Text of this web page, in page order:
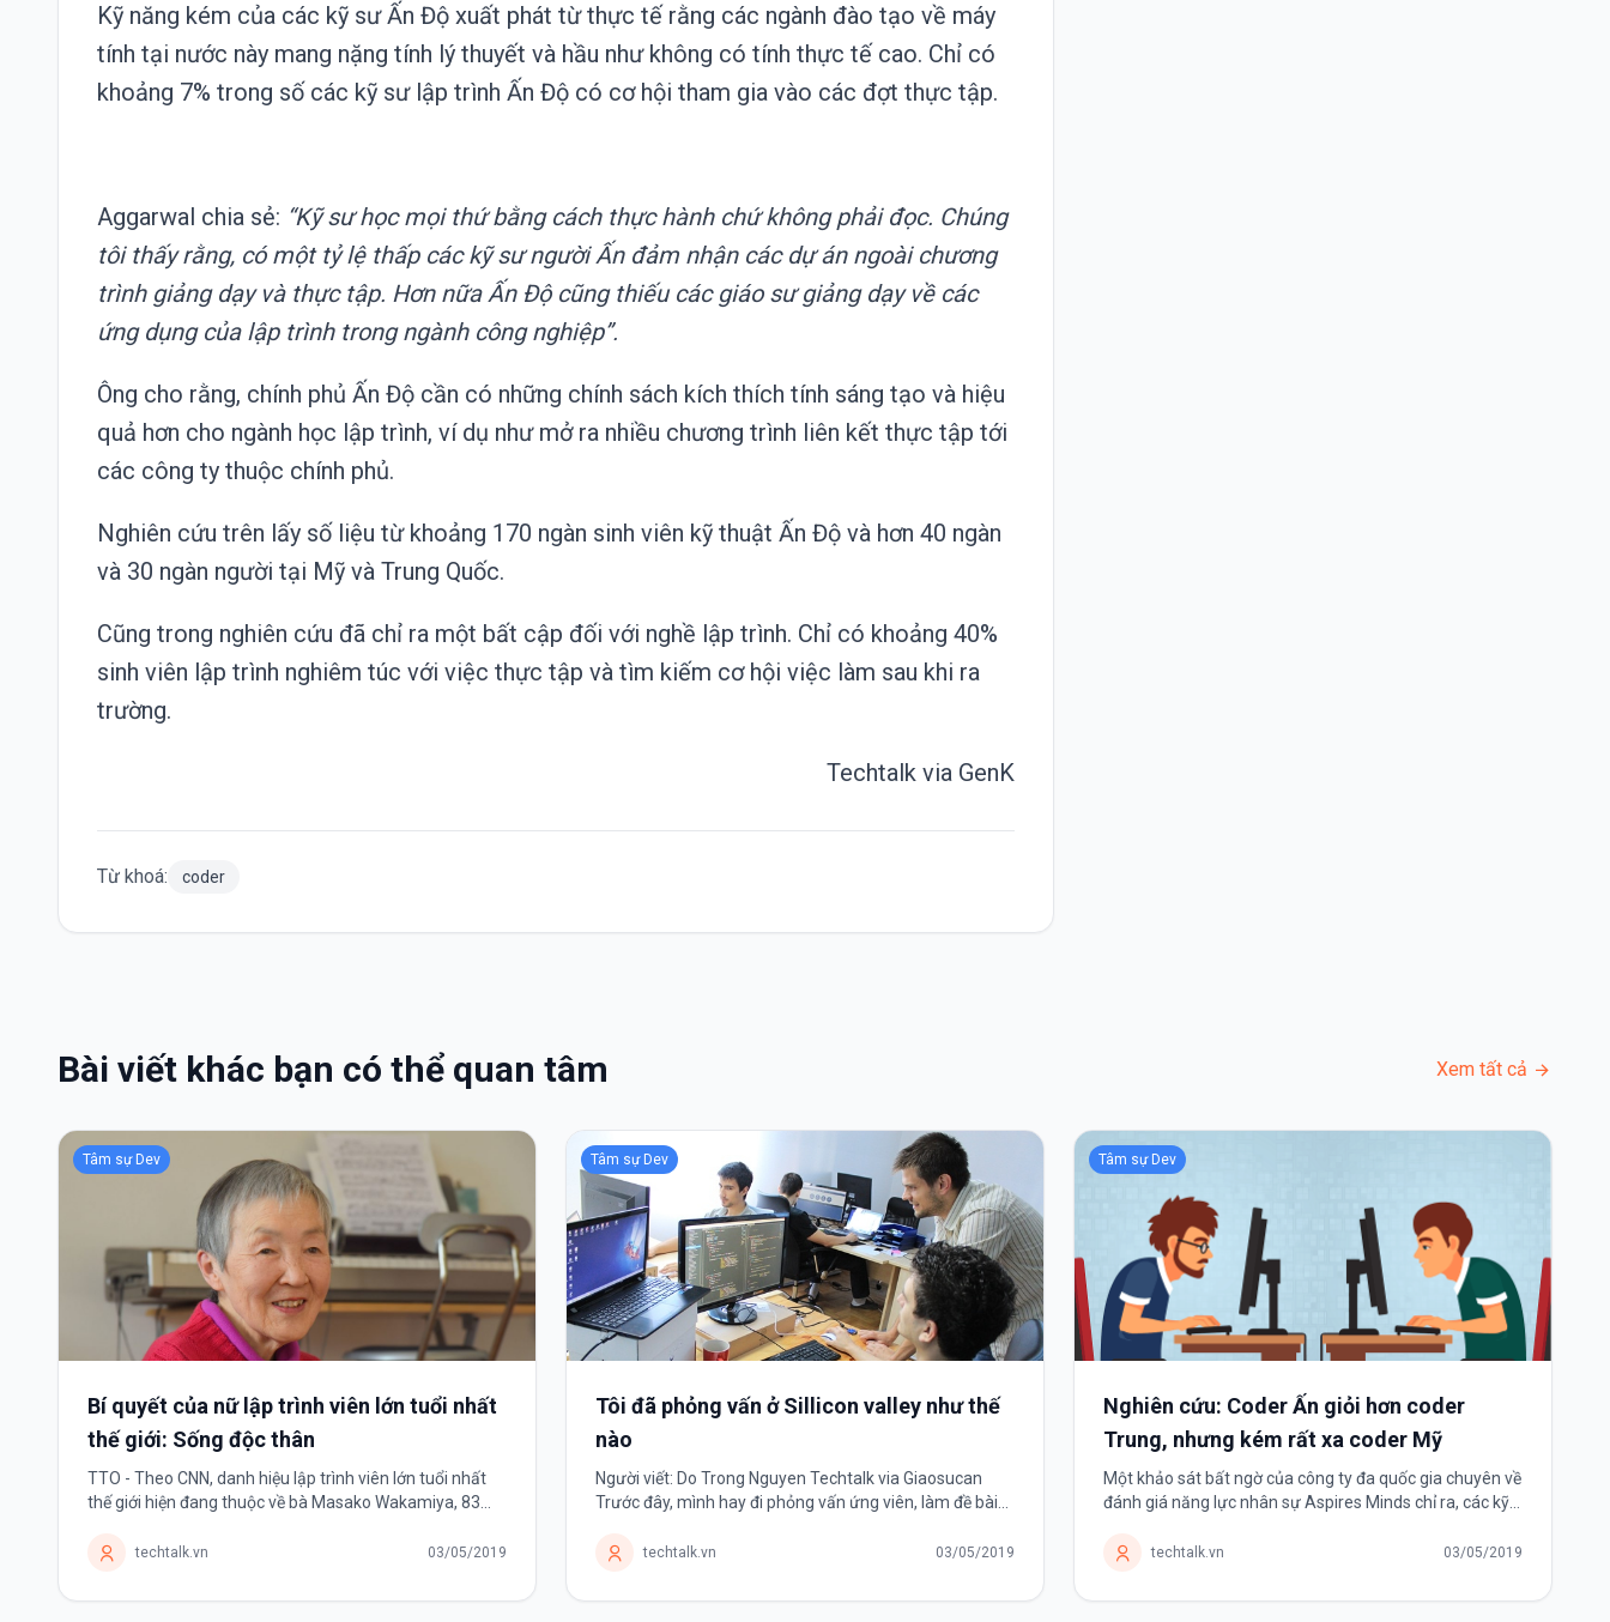
Kỹ năng kém của các kỹ sư Ấn Độ xuất phát từ thực tế rằng các ngành đào tạo về máy
tính tại nước này mang nặng tính lý thuyết và hầu như không có tính thực tế cao. Chỉ có
khoảng 7% trong số các kỹ sư lập trình Ấn Độ có cơ hội tham gia vào các đợt thực tập.
Aggarwal chia sẻ: “Kỹ sư học mọi thứ bằng cách thực hành chứ không phải đọc. Chúng
tôi thấy rằng, có một tỷ lệ thấp các kỹ sư người Ấn đảm nhận các dự án ngoài chương
trình giảng dạy và thực tập. Hơn nữa Ấn Độ cũng thiếu các giáo sư giảng dạy về các
ứng dụng của lập trình trong ngành công nghiệp”.
Ông cho rằng, chính phủ Ấn Độ cần có những chính sách kích thích tính sáng tạo và hiệu
quả hơn cho ngành học lập trình, ví dụ như mở ra nhiều chương trình liên kết thực tập tới
các công ty thuộc chính phủ.
Nghiên cứu trên lấy số liệu từ khoảng 170 ngàn sinh viên kỹ thuật Ấn Độ và hơn 40 ngàn
và 30 ngàn người tại Mỹ và Trung Quốc.
Cũng trong nghiên cứu đã chỉ ra một bất cập đối với nghề lập trình. Chỉ có khoảng 40%
sinh viên lập trình nghiêm túc với việc thực tập và tìm kiếm cơ hội việc làm sau khi ra
trường.
Techtalk via GenK
Từ khoá: coder
Bài viết khác bạn có thể quan tâm Xem tất cả
Tâm sự Dev
Bí quyết của nữ lập trình viên lớn tuổi nhất
thế giới: Sống độc thân
TTO - Theo CNN, danh hiệu lập trình viên lớn tuổi nhất
thế giới hiện đang thuộc về bà Masako Wakamiya, 83
lớn tuổi nhất thế giới -...
techtalk.vn 03/05/2019
Tâm sự Dev
Tôi đã phỏng vấn ở Sillicon valley như thế
nào
Người viết: Do Trong Nguyen Techtalk via Giaosucan
Trước đây, mình hay đi phỏng vấn ứng viên, làm đề bài
lúc phải lên thớt, trở...
techtalk.vn 03/05/2019
Tâm sự Dev
Nghiên cứu: Coder Ấn giỏi hơn coder
Trung, nhưng kém rất xa coder Mỹ
Một khảo sát bất ngờ của công ty đa quốc gia chuyên về
đánh giá năng lực nhân sự Aspires Minds chỉ ra, các kỹ
nhưng vẫn thua kém...
techtalk.vn 03/05/2019